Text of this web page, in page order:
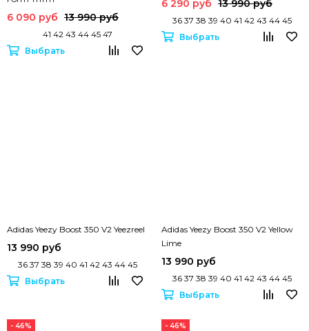
6 090 руб 13 990 руб
41 42 43 44 45 47
Выбрать
6 290 руб 13 990 руб
36 37 38 39 40 41 42 43 44 45
Выбрать
Adidas Yeezy Boost 350 V2 Yeezreel
13 990 руб
36 37 38 39 40 41 42 43 44 45
Выбрать
Adidas Yeezy Boost 350 V2 Yellow
Lime
13 990 руб
36 37 38 39 40 41 42 43 44 45
Выбрать
- 46% - 46%